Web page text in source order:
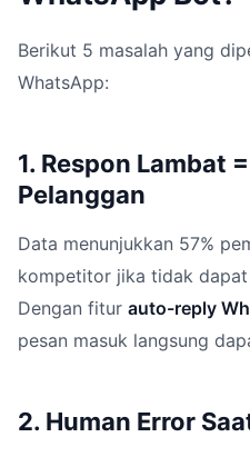
Berikut 5 masalah yang
WhatsApp:
1. Respon Lambat
Pelanggan
Data menunjukkan 57%
kompetitor jika tidak dapat
Dengan fitur auto-reply
pesan masuk langsung
2. Human Error